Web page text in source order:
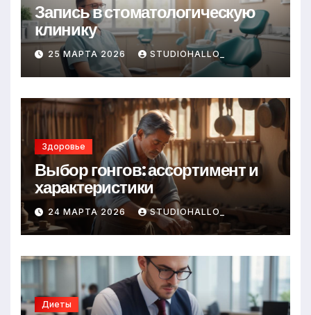
Запись в стоматологическую
клинику
25 МАРТА 2026 STUDIOHALLO_
Здоровье
Выбор гонгов: ассортимент и
характеристики
24 МАРТА 2026 STUDIOHALLO_
Диеты